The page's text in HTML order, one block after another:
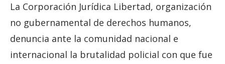
La Corporación Jurídica Libertad, organización
no gubernamental de derechos humanos,
denuncia ante la comunidad nacional e
internacional la brutalidad policial con que fue